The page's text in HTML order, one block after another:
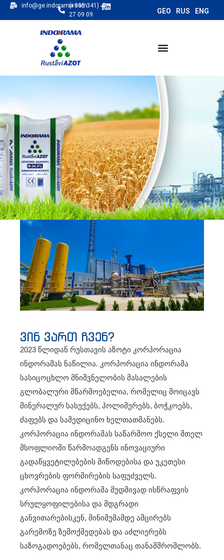
info@ge.indorama.com
(+995 341)
27 09 09
რუსთავის აზოტი
ინდორამა
ნახეთ მეტი
ვინ ვართ ჩვენ?
2023 წლიდან რუსთავის აზოტი კორპორაცია
ინდორამას ნაწილია. კორპორაცია ინდორამა
სასიცოცხლო მნიშვნელობის მასალების
გლობალური მწარმოებელია, რომელიც მოიცავს
მინერალურ სასუქებს, პოლიმერებს, ბოჭკოებს,
ძაფებს და სამედიცინო ხელთათმანებს.
კორპორაცია ინდორამას საწარმოო ქსელი მთელ
მსოფლიოში წარმოადგენს ინოვაციური
გადაწყვეტილებების მიწოდებისა და უკეთესი
ცხოვრების ფორმირების საფუძველს.
კორპორაცია ინდორამა მუდმივად ისწრაფვის
სრულყოფილებისა და მდგრადი
განვითარებისკენ, მინიმუმამდე ამცირებს
გარემოზე ზემოქმედებას და აძლიერებს
საზოგადოებებს, რომელთანაც თანამშრომლობს.